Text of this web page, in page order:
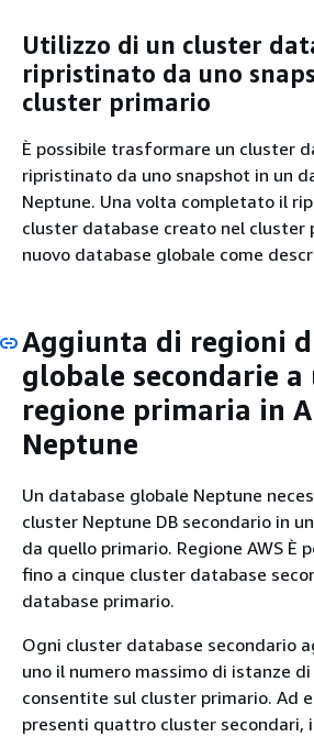
Utilizzo di un cluster
ripristinato da uno
cluster primario
È possibile trasformare un cluster
ripristinato da uno snapshot in un
Neptune. Una volta completato il
cluster database creato nel cluster
nuovo database globale come
Aggiunta di regioni
globale secondarie a
regione primaria in
Neptune
Un database globale Neptune
cluster Neptune DB secondario in
da quello primario. Regione AWS È
fino a cinque cluster database
database primario.
Ogni cluster database secondario
uno il numero massimo di istanze
consentite sul cluster primario. Ad
presenti quattro cluster secondari,